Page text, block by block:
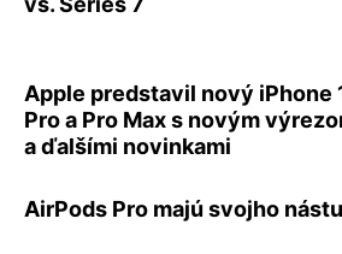
Apple predstavil nový iPhone
Pro a Pro Max s novým
a ďalšími novinkami
AirPods Pro majú svojho